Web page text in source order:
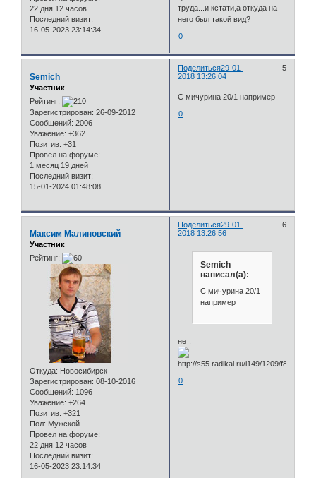
22 дня 12 часов
Последний визит:
16-05-2023 23:14:34
труда...и кстати,а откуда на
него был такой вид?
0
Поделиться 5
29-01-
2018 13:26:04
Semich
Участник
Рейтинг:
Зарегистрирован: 26-09-2012
Сообщений: 2006
Уважение: +362
Позитив: +31
Провел на форуме:
1 месяц 19 дней
Последний визит:
15-01-2024 01:48:08
С мичурина 20/1 например
0
Поделиться 6
29-01-
2018 13:26:56
Максим Малиновский
Участник
Рейтинг:
Откуда: Новосибирск
Зарегистрирован: 08-10-2016
Сообщений: 1096
Уважение: +264
Позитив: +321
Пол: Мужской
Провел на форуме:
22 дня 12 часов
Последний визит:
16-05-2023 23:14:34
Semich
написал(а):
С мичурина 20/1
например
нет.
0